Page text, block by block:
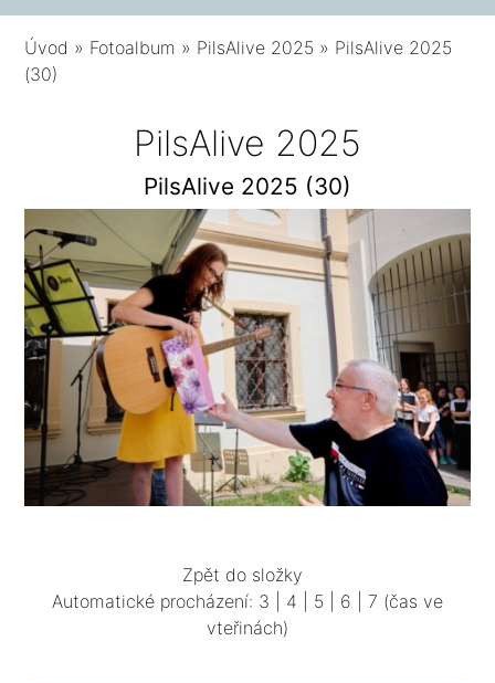
Úvod » Fotoalbum » PilsAlive 2025 » PilsAlive 2025
(30)
PilsAlive 2025
PilsAlive 2025 (30)
Zpět do složky
Automatické procházení: 3 4 5 6 7 (čas ve
vteřinách)